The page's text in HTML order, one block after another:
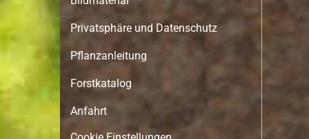
Privatsphäre und Datenschutz
Pflanzanleitung
Forstkatalog
Anfahrt